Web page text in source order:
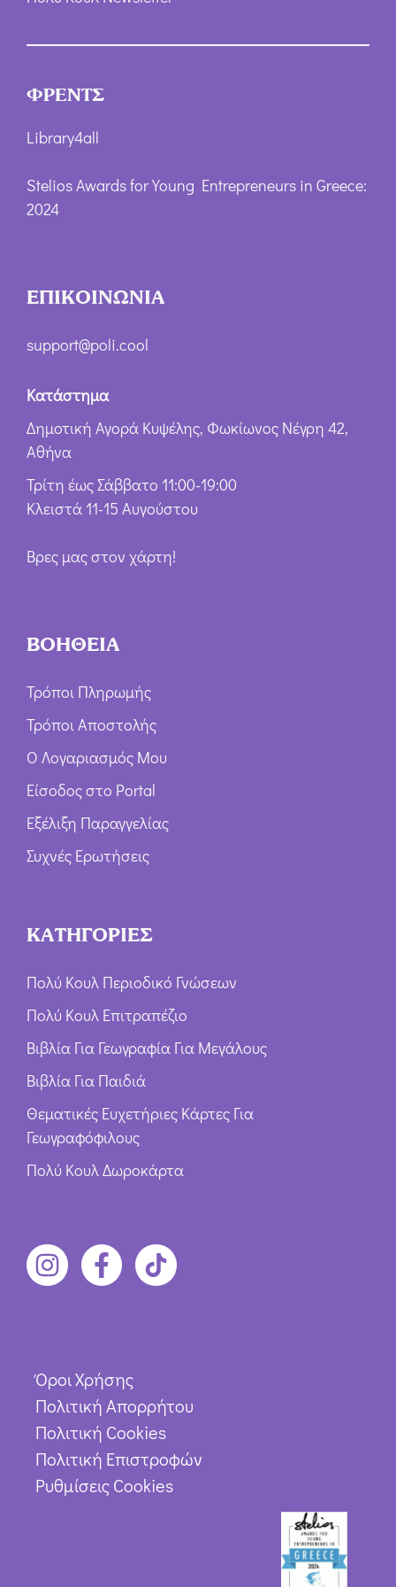
ΦΡΕΝΤΣ
Library4all
Stelios Awards for Young Entrepreneurs in Greece:
2024
ΕΠΙΚΟΙΝΩΝΙΑ
support@poli.cool
Κατάστημα
Δημοτική Αγορά Κυψέλης, Φωκίωνος Νέγρη 42,
Αθήνα
Τρίτη έως Σάββατο 11:00-19:00
Κλειστά 11-15 Αυγούστου
Βρες μας στον χάρτη!
ΒΟΗΘΕΙΑ
Τρόποι Πληρωμής
Τρόποι Αποστολής
Ο Λογαριασμός Μου
Είσοδος στο Portal
Εξέλιξη Παραγγελίας
Συχνές Ερωτήσεις
ΚΑΤΗΓΟΡΙΕΣ
Πολύ Κουλ Περιοδικό Γνώσεων
Πολύ Κουλ Επιτραπέζιο
Βιβλία Για Γεωγραφία Για Μεγάλους
Βιβλία Για Παιδιά
Θεματικές Ευχετήριες Κάρτες Για
Γεωγραφόφιλους
Πολύ Κουλ Δωροκάρτα
Όροι Χρήσης
Πολιτική Απορρήτου
Πολιτική Cookies
Πολιτική Επιστροφών
Ρυθμίσεις Cookies